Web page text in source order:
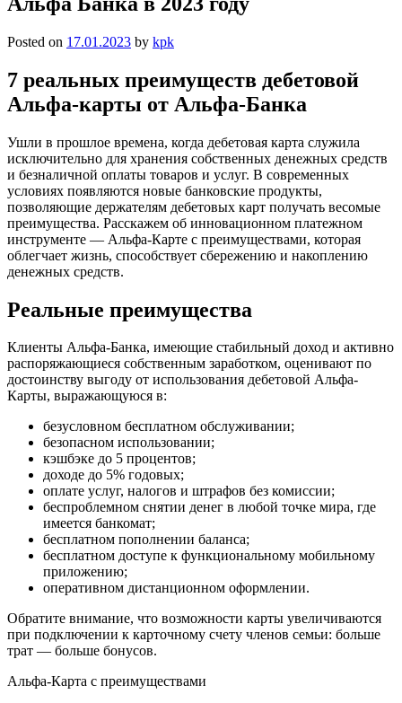
Posted on 17.01.2023 by kpk
7 реальных преимуществ дебетовой
Альфа-карты от Альфа-Банка
Ушли в прошлое времена, когда дебетовая карта служила
исключительно для хранения собственных денежных средств
и безналичной оплаты товаров и услуг. В современных
условиях появляются новые банковские продукты,
позволяющие держателям дебетовых карт получать весомые
преимущества. Расскажем об инновационном платежном
инструменте — Альфа-Карте с преимуществами, которая
облегчает жизнь, способствует сбережению и накоплению
денежных средств.
Реальные преимущества
Клиенты Альфа-Банка, имеющие стабильный доход и активно
распоряжающиеся собственным заработком, оценивают по
достоинству выгоду от использования дебетовой Альфа-
Карты, выражающуюся в:
безусловном бесплатном обслуживании;
безопасном использовании;
кэшбэке до 5 процентов;
доходе до 5% годовых;
оплате услуг, налогов и штрафов без комиссии;
беспроблемном снятии денег в любой точке мира, где
имеется банкомат;
бесплатном пополнении баланса;
бесплатном доступе к функциональному мобильному
приложению;
оперативном дистанционном оформлении.
Обратите внимание, что возможности карты увеличиваются
при подключении к карточному счету членов семьи: больше
трат — больше бонусов.
Альфа-Карта с преимуществами